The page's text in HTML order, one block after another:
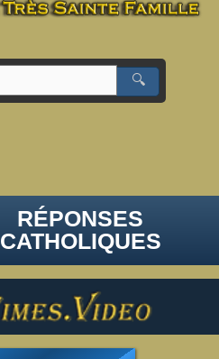
🔍
RÉPONSES
CATHOLIQUES